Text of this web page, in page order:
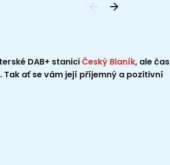
DAB+ staniciČeský Blaník, ale čas
Tak ať se vám její příjemný a pozitivní